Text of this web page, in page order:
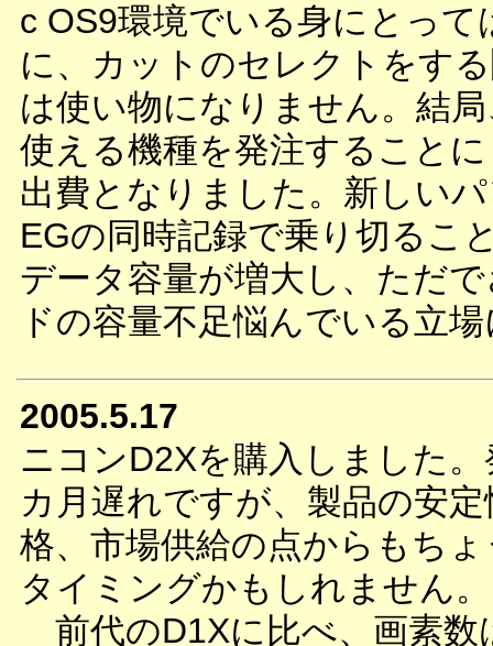
c OS9環境でいる身にとっ
に、カットのセレクトをす
は使い物になりません。結
使える機種を発注すること
出費となりました。新しい
EGの同時記録で乗り切るこ
データ容量が増大し、ただ
ドの容量不足悩んでいる立
2005.5.17
ニコンD2Xを購入しました
カ月遅れですが、製品の安定
格、市場供給の点からもち
タイミングかもしれません。
前代のD1Xに比べ、画素数